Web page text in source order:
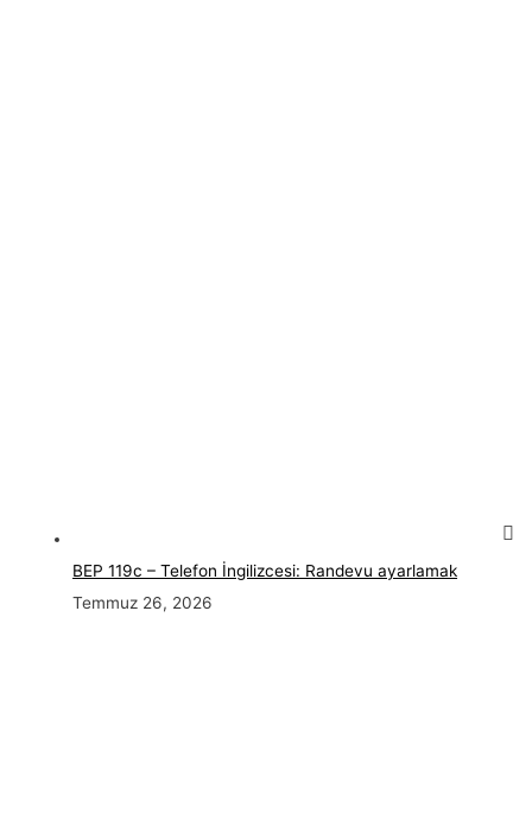
BEP 119c – Telefon İngilizcesi: Randevu ayarlamak
Temmuz 26, 2026